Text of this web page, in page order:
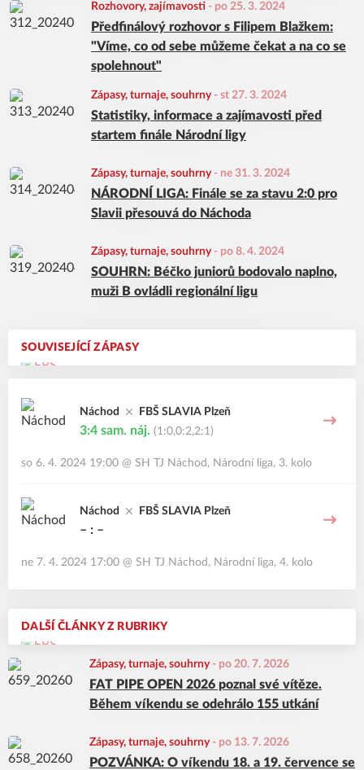
SOUVISEJÍCÍ ZÁPASY
Náchod FBŠ SLAVIA Plzeň
3:4 sam. náj. (1:0,0:2,2:1)
so 6. 4. 2024 19:00 @ SH TJ Náchod , Národní liga, 3. kolo
Náchod FBŠ SLAVIA Plzeň
– : –
ne 7. 4. 2024 17:00 @ SH TJ Náchod , Národní liga, 4. kolo
DALŠÍ ČLÁNKY Z RUBRIKY
Zápasy, turnaje, souhrny - po 20. 7. 2026
FAT PIPE OPEN 2026 poznal své vítěze.
Během víkendu se odehrálo 155 utkání
Zápasy, turnaje, souhrny - po 13. 7. 2026
POZVÁNKA: O víkendu 18. a 19. července se
Rozhovory, zajímavosti - po 25. 3. 2024
Předfinálový rozhovor s Filipem Blažkem:
"Víme, co od sebe můžeme čekat a na co se
spolehnout"
Zápasy, turnaje, souhrny - st 27. 3. 2024
Statistiky, informace a zajímavosti před
startem finále Národní ligy
Zápasy, turnaje, souhrny - ne 31. 3. 2024
NÁRODNÍ LIGA: Finále se za stavu 2:0 pro
Slavii přesouvá do Náchoda
Zápasy, turnaje, souhrny - po 8. 4. 2024
SOUHRN: Béčko juniorů bodovalo naplno,
muži B ovládli regionální ligu